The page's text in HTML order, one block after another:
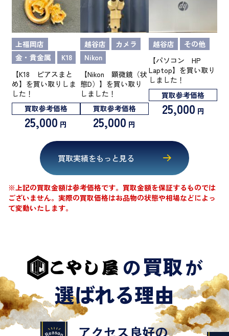
上福岡店
金・貴金属
K18
【K18 ピアスまと
め】を買い取りしま
した！
買取参考価格
25,000 円
越谷店
カメラ
Nikon
【Nikon 顕微鏡（状
態D）】を買い取り
しました！
買取参考価格
25,000 円
越谷店
その他
【パソコン HP
Laptop】を買い取り
しました！
買取参考価格
25,000 円
買取実績をもっと見る
※上記の買取金額は参考価格です。買取金額を保証するものでは
ございません。 実際の買取価格はお品物の状態や相場などによっ
て変動いたします。
の買取が
選ばれる理由